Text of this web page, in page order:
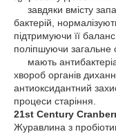
завдяки вмісту
бактерій,
підтримуючи її
поліпшуючи загальне
мають
хвороб органів
антиоксидантний
процеси старіння.
21st Century
Журавлина з